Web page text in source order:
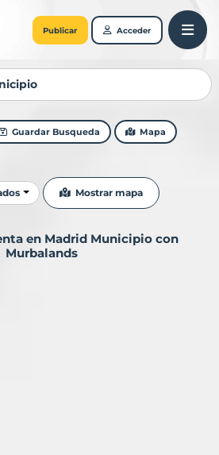
Publicar Acceder
Guardar Busqueda Mapa
Mostrar mapa
en Madrid Municipio con
Murbalands